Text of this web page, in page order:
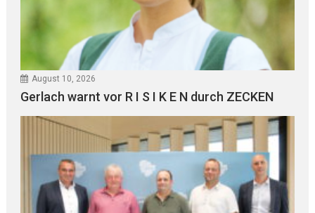
August 10, 2026
Gerlach warnt vor R I S I K E N durch ZECKEN